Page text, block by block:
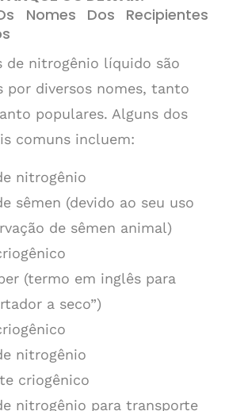
Nomes Dos Recipientes
de nitrogênio líquido são
por diversos nomes, tanto
populares. Alguns dos
comuns incluem:
nitrogênio
sêmen (devido ao seu uso
de sêmen animal)
(termo em inglês para
a seco”)
nitrogênio
criogênico
nitrogênio para transporte